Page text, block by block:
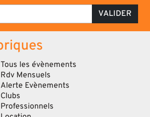
VALIDER
Tous les évènements
Rdv Mensuels
Alerte Evènements
Clubs
Professionnels